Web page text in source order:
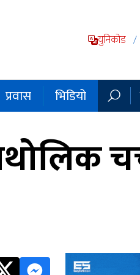
युनिकोड /
प्रवास भिडियो